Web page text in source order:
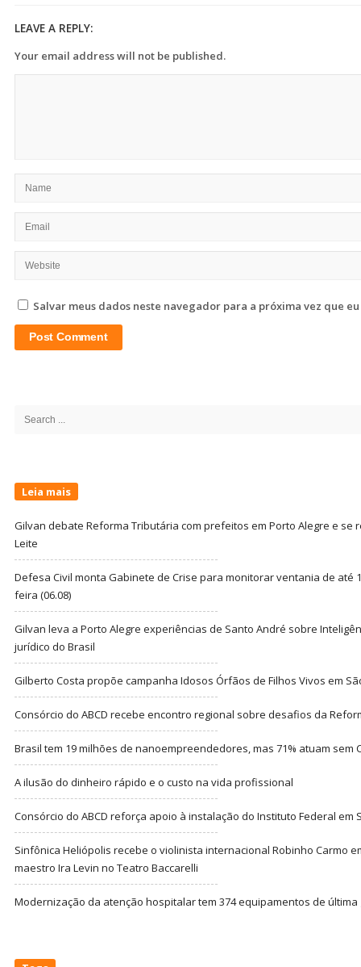
LEAVE A REPLY:
Your email address will not be published.
Salvar meus dados neste navegador para a próxima vez que
Search
Leia mais
Gilvan debate Reforma Tributária com prefeitos em Porto Alegre e se
Leite
Defesa Civil monta Gabinete de Crise para monitorar ventania de até
feira (06.08)
Gilvan leva a Porto Alegre experiências de Santo André sobre
jurídico do Brasil
Gilberto Costa propõe campanha Idosos Órfãos de Filhos Vivos em
Consórcio do ABCD recebe encontro regional sobre desafios da
Brasil tem 19 milhões de nanoempreendedores, mas 71% atuam sem
A ilusão do dinheiro rápido e o custo na vida profissional
Consórcio do ABCD reforça apoio à instalação do Instituto Federal em
Sinfônica Heliópolis recebe o violinista internacional Robinho Carmo
maestro Ira Levin no Teatro Baccarelli
Modernização da atenção hospitalar tem 374 equipamentos de última